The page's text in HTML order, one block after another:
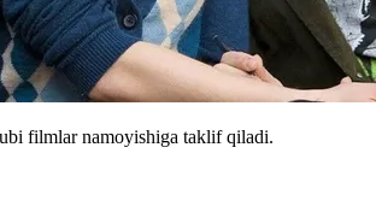
filmlar namoyishiga taklif qiladi.